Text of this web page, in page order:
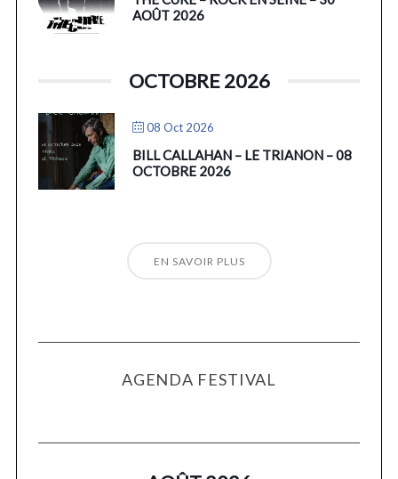
AOÛT 2026
OCTOBRE 2026
08 Oct 2026
BILL CALLAHAN – LE TRIANON – 08
OCTOBRE 2026
EN SAVOIR PLUS
AGENDA FESTIVAL